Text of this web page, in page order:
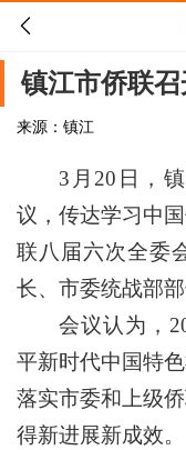

镇江市侨联
来源：镇江
3月20日，
议，传达学习中
联八届六次全委
长、市委统战部
会议认为，
平新时代中国特
落实市委和上级
得新进展新成效。